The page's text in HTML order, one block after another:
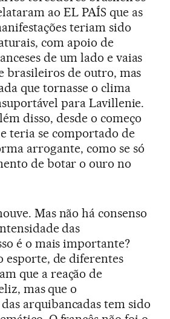
ao EL PAÍS que as
teriam sido
com apoio de
de um lado e vaias
brasileiros de outro, mas
que tornasse o clima
para Lavillenie.
disso, desde o começo
teria se comportado de
arrogante, como se só
de botar o ouro no
Mas não há consenso
das
é o mais importante?
esporte, de diferentes
que a reação de
mas que o
arquibancadas tem sido